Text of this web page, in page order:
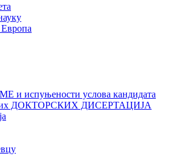
и испуњености услова кандидата
ДОКТОРСКИХ ДИСЕРТАЦИЈА